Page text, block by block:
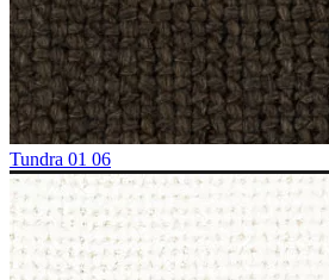
Tundra 01 06